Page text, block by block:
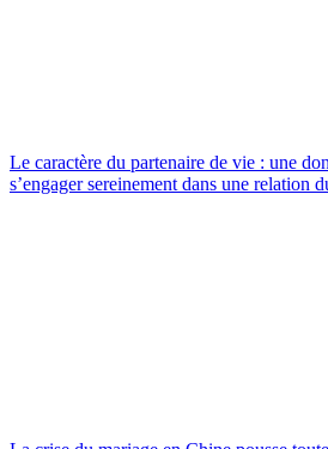
Le caractère du partenaire de vie : une
s’engager sereinement dans une relation